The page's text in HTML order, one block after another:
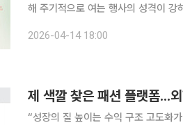
해 주기적으로 여는 행사의 성격이 강
셉 등이 일제히 뷰티 페스타를 진행
2026-04-14 18:00
제 색깔 찾은 패션 플랫폼...
“성장의 질 높이는 수익 구조 고도화